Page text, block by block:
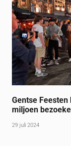
Gentse
miljoen
29 juli 2024